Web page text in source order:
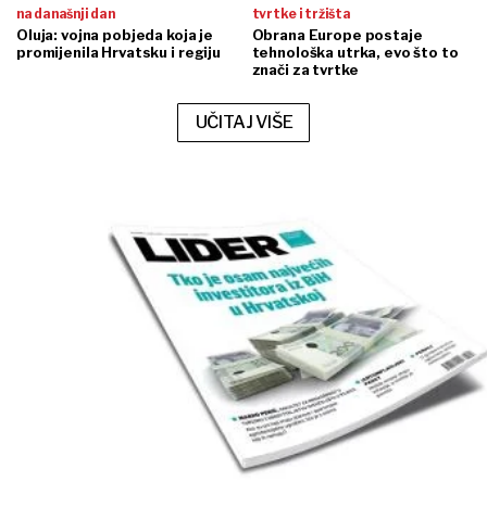
na današnji dan
Oluja: vojna pobjeda koja je
promijenila Hrvatsku i regiju
tvrtke i tržišta
Obrana Europe postaje
tehnološka utrka, evo što to
znači za tvrtke
UČITAJ VIŠE